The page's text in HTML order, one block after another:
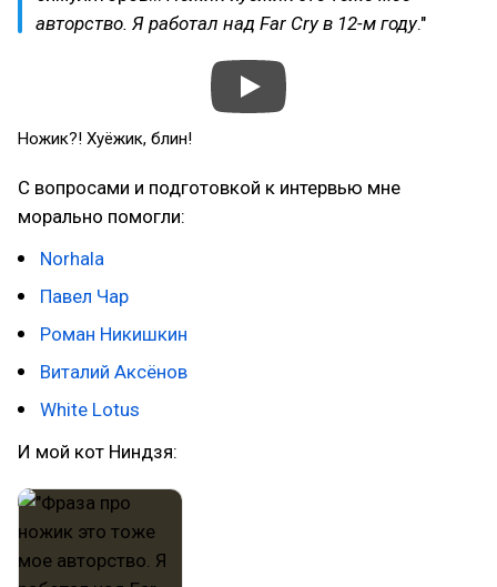
авторство. Я работал над Far Cry в 12-м году."
Ножик?! Хуёжик, блин!
С вопросами и подготовкой к интервью мне
морально помогли:
Norhala
Павел Чар
Роман Никишкин
Виталий Аксёнов
White Lotus
И мой кот Ниндзя: